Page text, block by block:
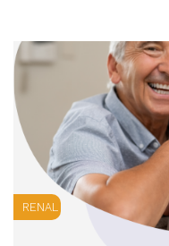
RENAL